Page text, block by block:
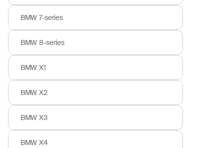
BMW 7-series
BMW 8-series
BMW X1
BMW X2
BMW X3
BMW X4